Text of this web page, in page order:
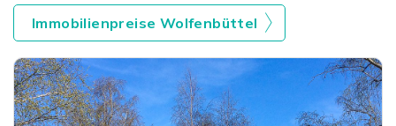
Immobilienpreise Wolfenbüttel